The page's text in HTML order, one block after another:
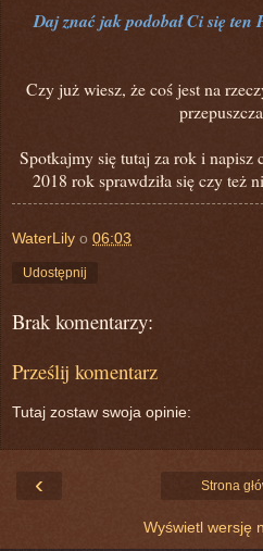
Daj znać jak podobał Ci się
Czy już wiesz, że coś jest na
Spotkajmy się tutaj za rok i napisz
2018 rok sprawdziła się czy też
WaterLily o 06:03
Udostępnij
Brak komentarzy:
Prześlij komentarz
Tutaj zostaw swoja opinie:
‹ Strona
Wyświetl wersję